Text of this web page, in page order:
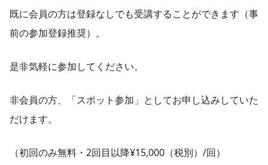
既に会員の方は登録なしでも受講することができます（事
前の参加登録推奨）。
是非気軽に参加してください。
非会員の方、「スポット参加」としてお申し込みしていた
だけます。
（初回のみ無料・2回目以降¥15,000（税別）/回）